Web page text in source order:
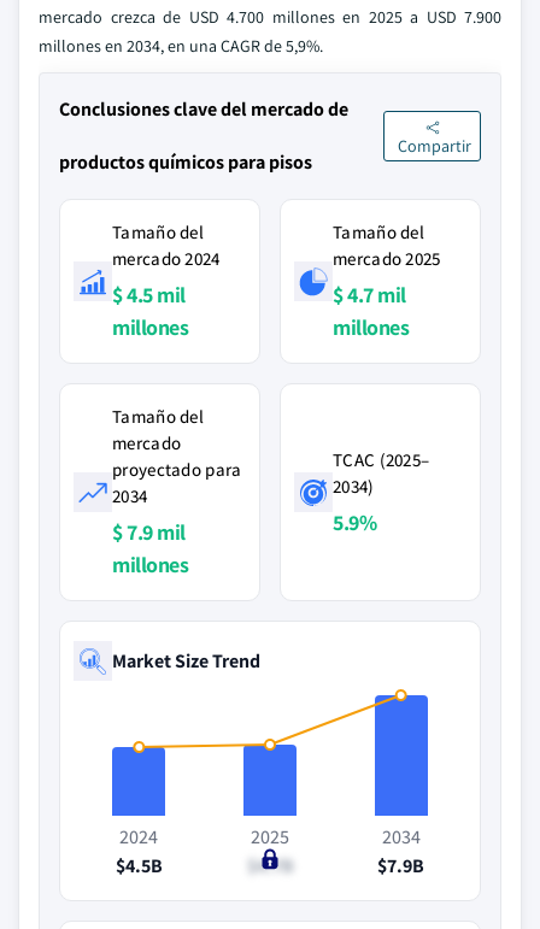
mercado crezca de USD 4.700 millones en 2025 a USD 7.900
millones en 2034, en una CAGR de 5,9%.
Conclusiones clave del mercado de
productos químicos para pisos
Compartir
Tamaño del
mercado 2024
$ 4.5 mil
millones
Tamaño del
mercado 2025
$ 4.7 mil
millones
Tamaño del
mercado
proyectado para
2034
$ 7.9 mil
millones
TCAC (2025–
2034)
5.9%
Market Size Trend
2024
$4.5B
2025
$4.7B
2034
$7.9B